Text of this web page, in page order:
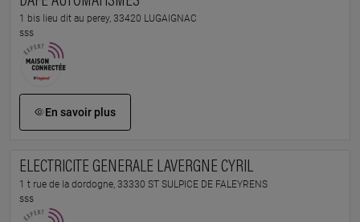
1 bis lieu dit au perey, 33420 LUGAIGNAC
sss
En savoir plus
ELECTRICITE GENERALE LAVERGNE CYRIL
1 t rue de la dordogne, 33330 ST SULPICE DE FALEYRENS
sss